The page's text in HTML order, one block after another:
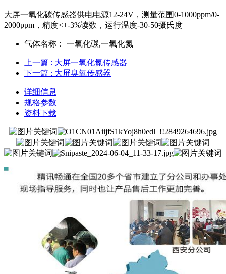
大屏一氧化碳传感器供电电源12-24V，测量范围0-1000ppm/0-
2000ppm，精度<+-3%读数，运行温度-30-50摄氏度
气体名称： 一氧化碳,一氧化氮
上一篇 : 大屏一氧化氮传感器
下一篇 : 大屏臭氧传感器
详细信息
规格参数
资料下载